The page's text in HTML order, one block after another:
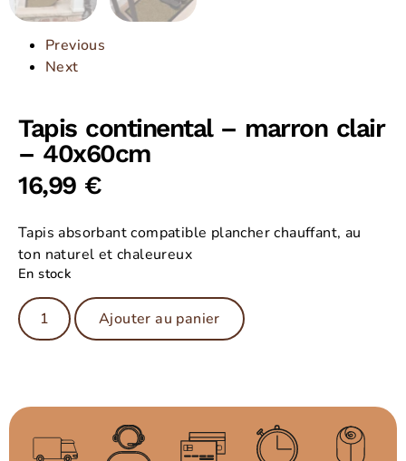
Previous
Next
Tapis continental – marron clair
– 40x60cm
16,99 €
Tapis absorbant compatible plancher chauffant, au
ton naturel et chaleureux
En stock
Ajouter au panier